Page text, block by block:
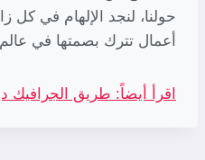
حولنا، لنجد الإلهام في كل
أعمال تترك بصمتها في
اقرأ أيضاً: طريق الجرافيك